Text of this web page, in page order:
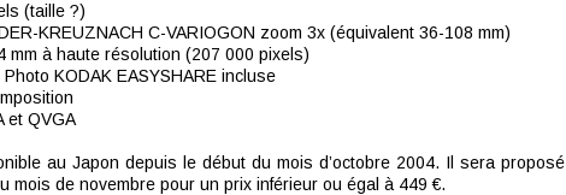
(taille ?)
KREUZNACH C-VARIOGON zoom 3x (équivalent 36-108 mm)
mm à haute résolution (207 000 pixels)
KODAK EASYSHARE incluse
et QVGA
au Japon depuis le début du mois d’octobre 2004. Il sera proposé
mois de novembre pour un prix inférieur ou égal à 449 €.